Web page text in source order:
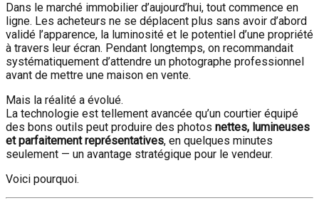
Dans le marché immobilier d’aujourd’hui, tout commence en
ligne. Les acheteurs ne se déplacent plus sans avoir d’abord
validé l’apparence, la luminosité et le potentiel d’une propriété
à travers leur écran. Pendant longtemps, on recommandait
systématiquement d’attendre un photographe professionnel
avant de mettre une maison en vente.
Mais la réalité a évolué.
La technologie est tellement avancée qu’un courtier équipé
des bons outils peut produire des photos nettes, lumineuses
et parfaitement représentatives, en quelques minutes
seulement — un avantage stratégique pour le vendeur.
Voici pourquoi.